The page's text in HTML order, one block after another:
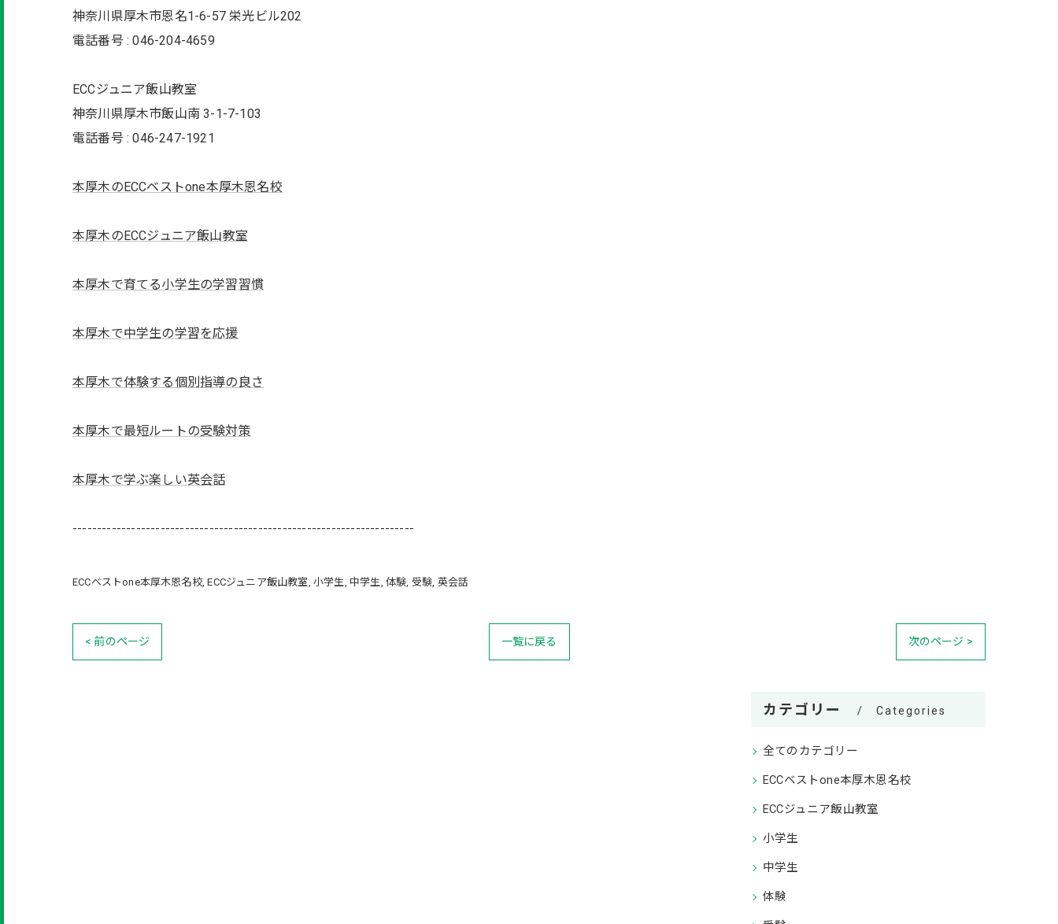
神奈川県厚木市恩名1-6-57 栄光ビル202
電話番号 : 046-204-4659
ECCジュニア飯山教室
神奈川県厚木市飯山南 3-1-7-103
電話番号 : 046-247-1921
本厚木のECCベストone本厚木恩名校
本厚木のECCジュニア飯山教室
本厚木で育てる小学生の学習習慣
本厚木で中学生の学習を応援
本厚木で体験する個別指導の良さ
本厚木で最短ルートの受験対策
本厚木で学ぶ楽しい英会話
----------------------------------------------------------------------
ECCベストone本厚木恩名校 ECCジュニア飯山教室 小学生 中学生 体験 受験 英会話
< 前のページ 一覧に戻る 次のページ >
カテゴリー Categories
全てのカテゴリー
ECCベストone本厚木恩名校
ECCジュニア飯山教室
小学生
中学生
体験